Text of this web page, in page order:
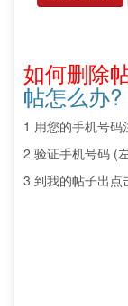
如何删除
帖怎么办?
1 用您的手机号码
2 验证手机号码 (
3 到我的帖子出点